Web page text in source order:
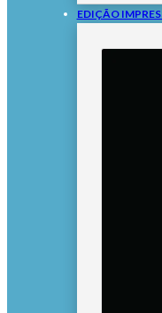
EDIÇÃO